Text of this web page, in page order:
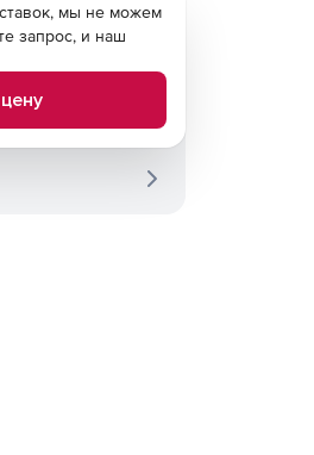
мы не можем
запрос, и наш